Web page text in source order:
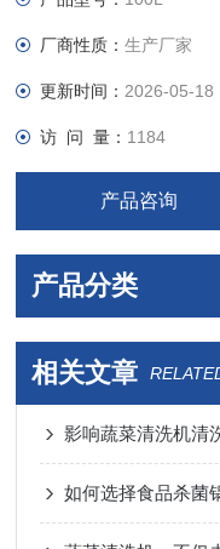
4、夹层锅材质：304不
拼接；使用安全、操作方
厂商性质：生产厂家
更新时间： 2026-05-18
访 问 量： 1184
产品咨询
产品分类
相关文章
影响蔬菜清洗机清
如何选择食品杀菌